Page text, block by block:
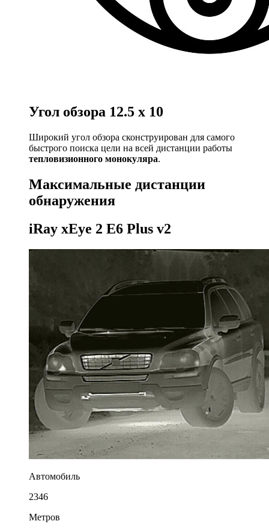
Угол обзора 12.5 x 10
Широкий угол обзора сконструирован для самого
быстрого поиска цели на всей дистанции работы
тепловизионного монокуляра.
Максимальные дистанции
обнаружения
iRay xEye 2 E6 Plus v2
Автомобиль
2346
Метров